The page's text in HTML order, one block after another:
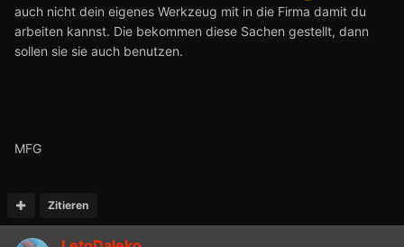
auch nicht dein eigenes Werkzeug mit in die Firma damit du
arbeiten kannst. Die bekommen diese Sachen gestellt, dann
sollen sie sie auch benutzen.
MFG
Zitieren